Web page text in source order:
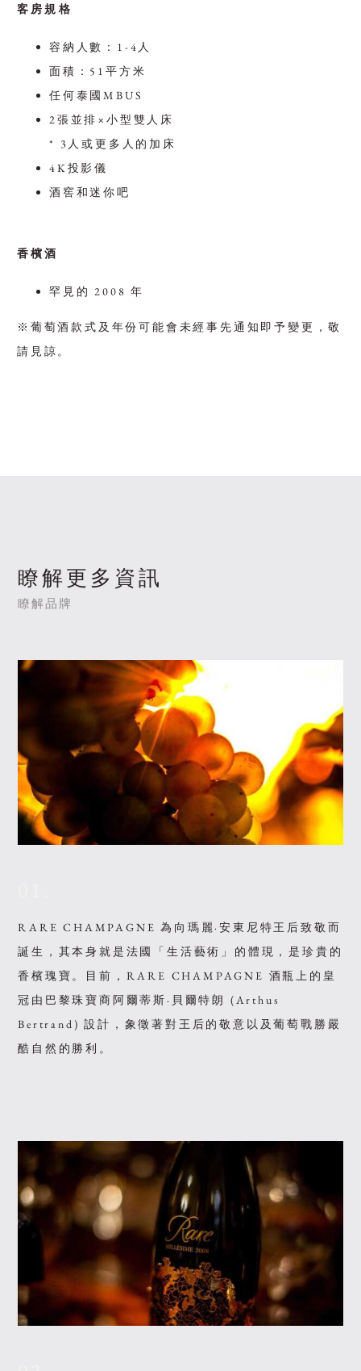
客房規格
容納人數：1-4人
面積：51平方米
任何泰國MBUS
2張並排×小型雙人床
* 3人或更多人的加床
4K投影儀
酒窖和迷你吧
香檳酒
罕見的 2008 年
※葡萄酒款式及年份可能會未經事先通知即予變更，敬
請見諒。
瞭解更多資訊
瞭解品牌
RARE CHAMPAGNE 為向瑪麗·安東尼特王后致敬而
誕生，其本身就是法國「生活藝術」的體現，是珍貴的
香檳瑰寶。目前，RARE CHAMPAGNE 酒瓶上的皇
冠由巴黎珠寶商阿爾蒂斯·貝爾特朗 (Arthus
Bertrand) 設計，象徵著對王后的敬意以及葡萄戰勝嚴
酷自然的勝利。